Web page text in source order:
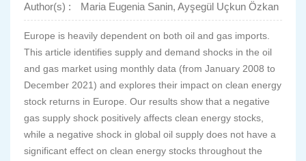
Author(s) : Maria Eugenia Sanin, Ayşegül Uçkun Özkan
Europe is heavily dependent on both oil and gas imports.
This article identifies supply and demand shocks in the oil
and gas market using monthly data (from January 2008 to
December 2021) and explores their impact on clean energy
stock returns in Europe. Our results show that a negative
gas supply shock positively affects clean energy stocks,
while a negative shock in global oil supply does not have a
significant effect on clean energy stocks throughout the